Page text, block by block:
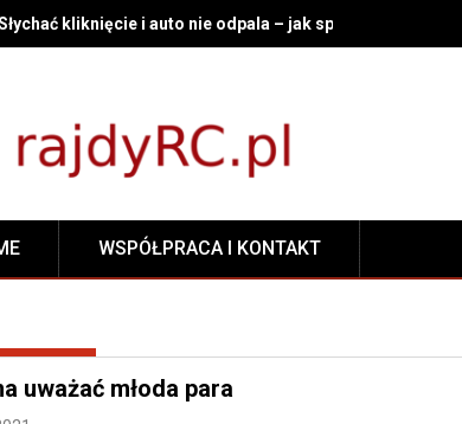
kliknięcie i auto nie odpala – jak sprawdzić, czy
WSPÓŁPRACA I KONTAKT
uważać młoda para